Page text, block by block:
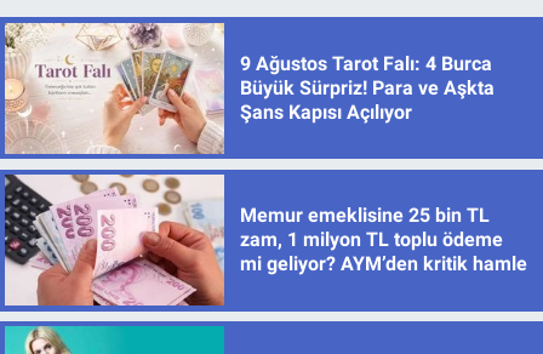
9 Ağustos Tarot Falı: 4 Burca
Büyük Sürpriz! Para ve Aşkta
Şans Kapısı Açılıyor
Memur emeklisine 25 bin TL
zam, 1 milyon TL toplu ödeme
mi geliyor? AYM’den kritik hamle